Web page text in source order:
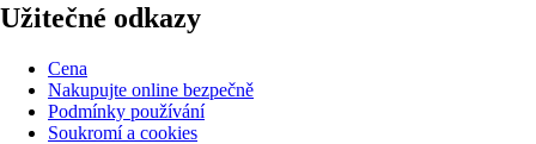
Užitečné odkazy
Cena
Nakupujte online bezpečně
Podmínky používání
Soukromí a cookies